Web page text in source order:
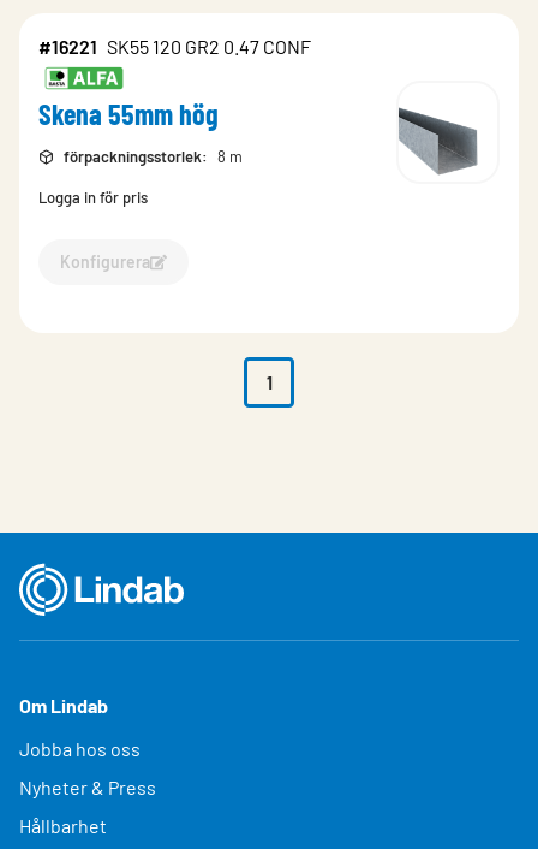
#16221 SK55 120 GR2 0.47 CONF
Skena 55mm hög
förpackningsstorlek: 8 m
Logga in för pris
Konfigurera
Konfigurera Skena 55mm hög-16221
1
Om Lindab
Jobba hos oss
Nyheter & Press
Hållbarhet